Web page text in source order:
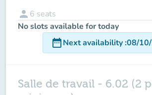
person 6 seats
No slots available for today
date_rangeNext availability:08/
Salle de travail - 6.02 (2